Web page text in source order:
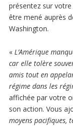
présentez sur
être mené auprès
Washington.
« L’Amérique
car elle tolère
amis tout en
régime dans les
affichée par votre
son action. Vous
moyens pacifiques,